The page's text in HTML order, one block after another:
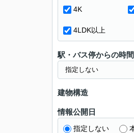
4K
4LDK以上
駅・バス停からの時間
建物構造
情報公開日
指定しない